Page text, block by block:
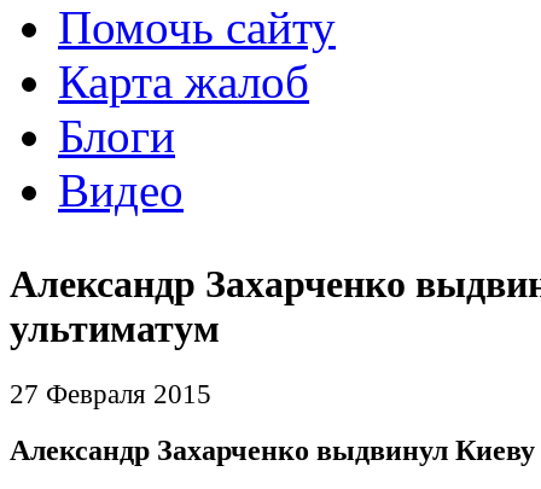
Помочь сайту
Карта жалоб
Блоги
Видео
Александр Захарченко
ультиматум
27 Февраля 2015
Александр Захарченко выдвинул